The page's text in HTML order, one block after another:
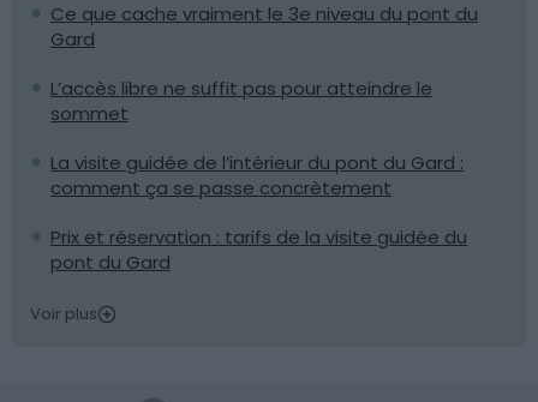
Ce que cache vraiment le 3e niveau du pont du
Gard
L’accès libre ne suffit pas pour atteindre le
sommet
La visite guidée de l’intérieur du pont du Gard :
comment ça se passe concrètement
Prix et réservation : tarifs de la visite guidée du
pont du Gard
Voir plus